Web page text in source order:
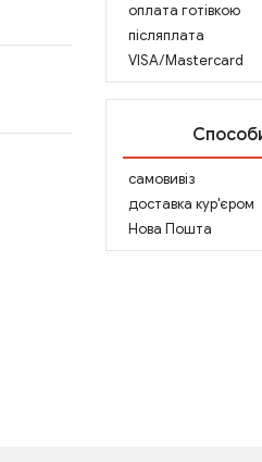
оплата готівкою
післяплата
VISA/Mastercard
самовивіз
доставка кур'єром
Нова Пошта